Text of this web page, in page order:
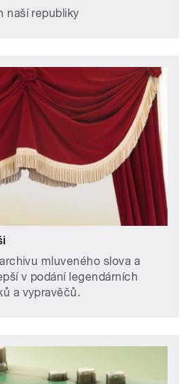
naší republiky
mluveného slova a
v podání legendárních
a vypravěčů.